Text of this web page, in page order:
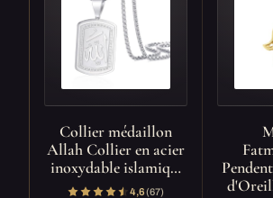
Collier médaillon
Allah Collier en acier
inoxydable islamiq…
4,6(67)